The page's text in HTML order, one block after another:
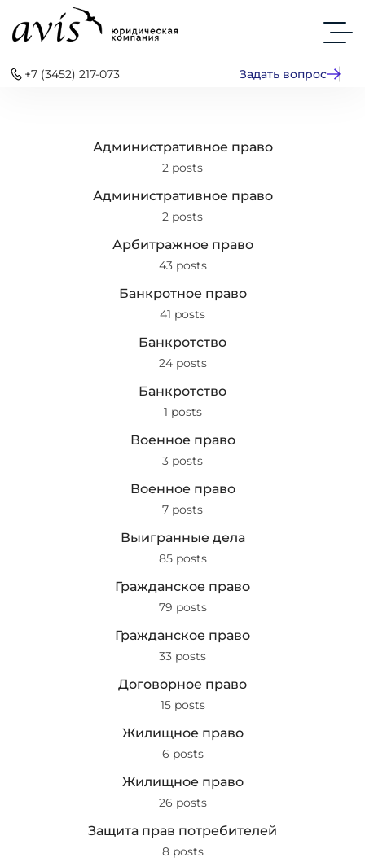
+7 (3452) 217-073 Задать вопрос
Административное право
2 posts
Административное право
2 posts
Арбитражное право
43 posts
Банкротное право
41 posts
Банкротство
24 posts
Банкротство
1 posts
Военное право
3 posts
Военное право
7 posts
Выигранные дела
85 posts
Гражданское право
79 posts
Гражданское право
33 posts
Договорное право
15 posts
Жилищное право
6 posts
Жилищное право
26 posts
Защита прав потребителей
8 posts